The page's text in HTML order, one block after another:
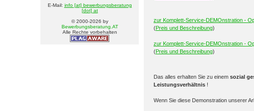
E-Mail: info [at] bewerbungsberatung
[dot] at
© 2000-2026 by
Bewerbungsberatung.AT
Alle Rechte vorbehalten
zur Komplett-Service-DEMOnstration -
(Preis und Beschreibung)
zur Komplett-Service-DEMOnstration -
(Preis und Beschreibung)
Das alles erhalten Sie zu einem sozial
Leistungsverhältnis !
Wenn Sie diese Demonstration unserer